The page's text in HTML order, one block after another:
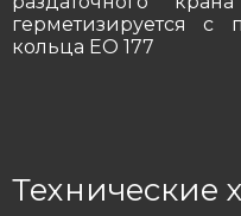
герметизируется с
кольца ЕО 177
Технические